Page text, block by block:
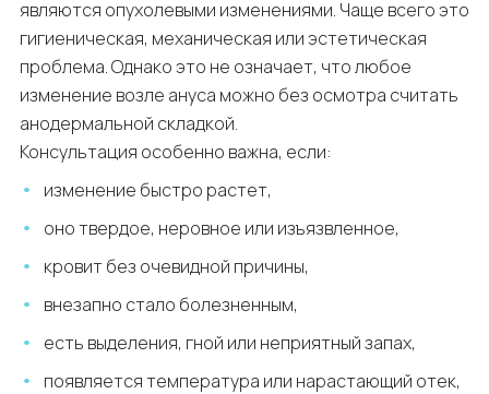
являются опухолевыми изменениями. Чаще всего это
гигиеническая, механическая или эстетическая
проблема. Однако это не означает, что любое
изменение возле ануса можно без осмотра считать
анодермальной складкой.
Консультация особенно важна, если:
изменение быстро растет,
оно твердое, неровное или изъязвленное,
кровит без очевидной причины,
внезапно стало болезненным,
есть выделения, гной или неприятный запах,
появляется температура или нарастающий отек,